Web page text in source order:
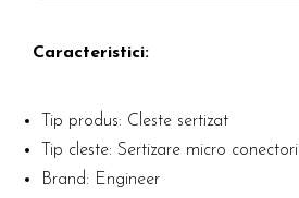
Caracteristici:
Tip produs: Cleste sertizat
Tip cleste: Sertizare micro conectori
Brand: Engineer